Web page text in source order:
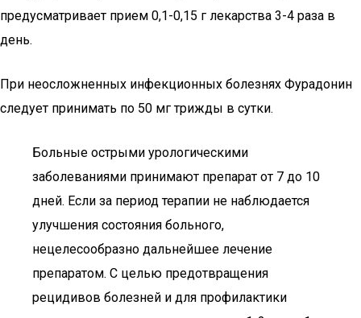
предусматривает прием 0,1-0,15 г лекарства 3-4 раза в
день.
При неосложненных инфекционных болезнях Фурадонин
следует принимать по 50 мг трижды в сутки.
Больные острыми урологическими
заболеваниями принимают препарат от 7 до 10
дней. Если за период терапии не наблюдается
улучшения состояния больного,
нецелесообразно дальнейшее лечение
препаратом. С целью предотвращения
рецидивов болезней и для профилактики